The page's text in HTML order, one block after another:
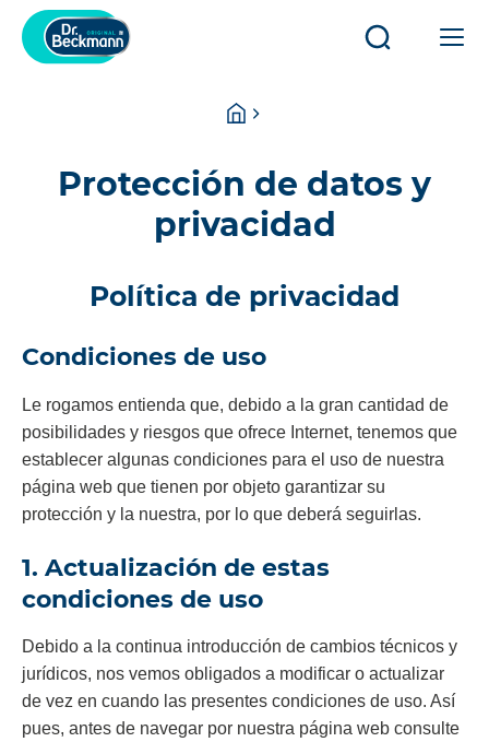
Abrir/cerrar
Homepage
Protección de datos y
privacidad
Política de privacidad
Condiciones de uso
Le rogamos entienda que, debido a la gran cantidad de
posibilidades y riesgos que ofrece Internet, tenemos que
establecer algunas condiciones para el uso de nuestra
página web que tienen por objeto garantizar su
protección y la nuestra, por lo que deberá seguirlas.
1. Actualización de estas
condiciones de uso
Debido a la continua introducción de cambios técnicos y
jurídicos, nos vemos obligados a modificar o actualizar
de vez en cuando las presentes condiciones de uso. Así
pues, antes de navegar por nuestra página web consulte